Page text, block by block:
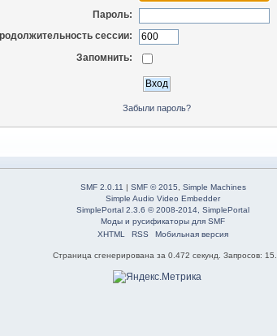
Пароль:
сессии:
Запомнить:
Забыли пароль?
SMF 2.0.11 | SMF © 2015, Simple Machines
Simple Audio Video Embedder
SimplePortal 2.3.6 © 2008-2014, SimplePortal
Моды и русификаторы для SMF
XHTML
RSS Мобильная версия
Страница сгенерирована за 0.472 секунд. Запросов: 15.